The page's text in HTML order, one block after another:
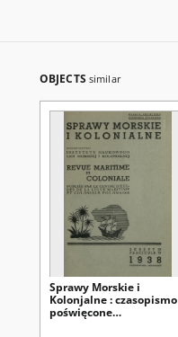
OBJECTS similar
Sprawy Morskie i
Kolonjalne : czasopismo
poświęcone